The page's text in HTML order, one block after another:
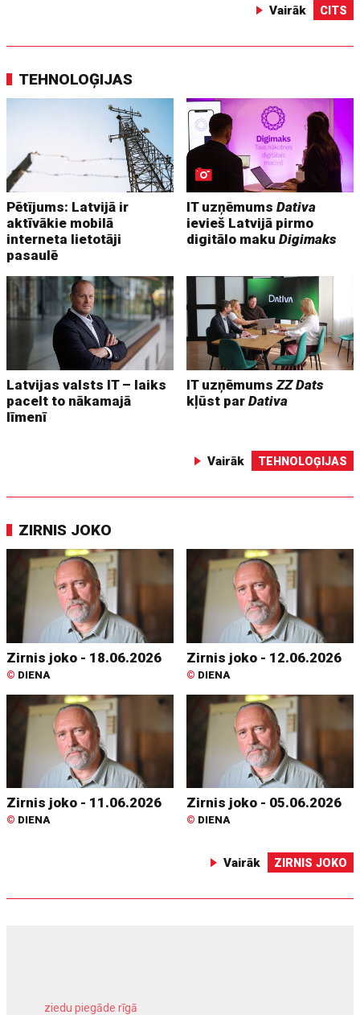
Vairāk CITS
TEHNOLOĢIJAS
Pētījums: Latvijā ir
aktīvākie mobilā
interneta lietotāji
pasaulē
IT uzņēmumsDativa
ievieš Latvijā pirmo
digitālo makuDigimaks
Latvijas valsts IT – laiks
pacelt to nākamajā
līmenī
IT uzņēmumsZZ Dats
kļūst parDativa
Vairāk TEHNOLOĢIJAS
ZIRNIS JOKO
Zirnis joko - 18.06.2026
© DIENA
Zirnis joko - 12.06.2026
© DIENA
Zirnis joko - 11.06.2026
© DIENA
Zirnis joko - 05.06.2026
© DIENA
Vairāk ZIRNIS JOKO
ziedu piegāde rīgā